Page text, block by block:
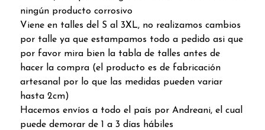
ningún producto corrosivo
Viene en talles del S al 3XL, no realizamos cambios
por talle ya que estampamos todo a pedido asi que
por favor mira bien la tabla de talles antes de
hacer la compra (el producto es de fabricación
artesanal por lo que las medidas pueden variar
hasta 2cm)
Hacemos envíos a todo el país por Andreani, el cual
puede demorar de 1 a 3 días hábiles